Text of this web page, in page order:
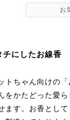
チにしたお線香
トちゃん向けの
をかたどった愛
ます。お香とし